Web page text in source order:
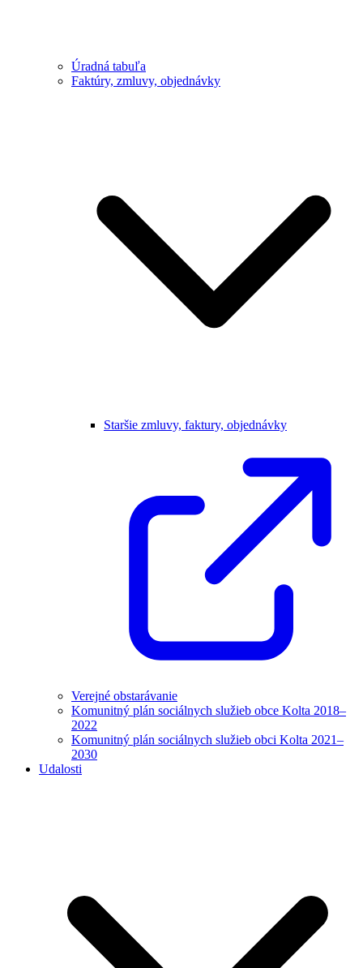
Úradná tabuľa
Faktúry, zmluvy, objednávky
Staršie zmluvy, faktury, objednávky
Verejné obstarávanie
Komunitný plán sociálnych služieb obce Kolta 2018–
2022
Komunitný plán sociálnych služieb obci Kolta 2021–
2030
Udalosti